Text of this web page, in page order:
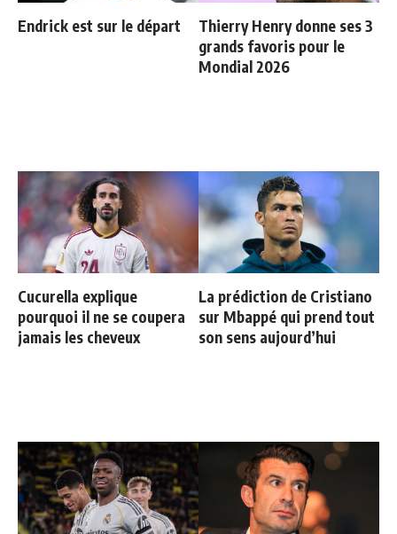
Endrick est sur le départ
Thierry Henry donne ses 3
grands favoris pour le
Mondial 2026
Cucurella explique
pourquoi il ne se coupera
jamais les cheveux
La prédiction de Cristiano
sur Mbappé qui prend tout
son sens aujourd’hui